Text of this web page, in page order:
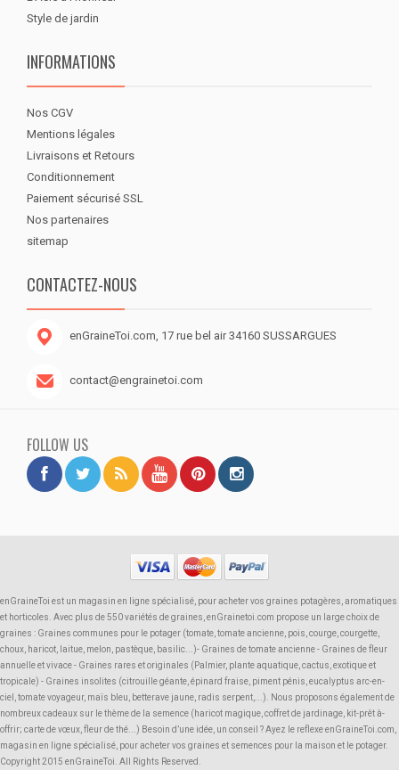
Style de jardin
INFORMATIONS
Nos CGV
Mentions légales
Livraisons et Retours
Conditionnement
Paiement sécurisé SSL
Nos partenaires
sitemap
CONTACTEZ-NOUS
enGraineToi.com, 17 rue bel air 34160 SUSSARGUES
contact@engrainetoi.com
FOLLOW US
enGraineToi est un magasin en ligne spécialisé, pour acheter vos graines potagères, aromatiques
et horticoles. Avec plus de 550 variétés de graines, enGrainetoi.com propose un large choix de
graines : Graines communes pour le potager (tomate, tomate ancienne, pois, courge, courgette,
choux, haricot, laitue, melon, pastèque, basilic...)- Graines de tomate ancienne - Graines de fleur
annuelle et vivace - Graines rares et originales (Palmier, plante aquatique, cactus, exotique et
tropicale) - Graines insolites (citrouille géante, épinard fraise, piment pénis, eucalyptus arc-en-
ciel, tomate voyageur, maïs bleu, betterave jaune, radis serpent,...). Nous proposons également de
nombreux cadeaux sur le thème de la semence (haricot magique, coffret de jardinage, kit-prêt à-
offrir; carte de vœux, fleur de thé...) Besoin d’une idée, un conseil ? Ayez le reflexe enGraineToi.com,
magasin en ligne spécialisé, pour acheter vos graines et semences pour la maison et le potager.
Copyright 2015 enGraineToi. All Rights Reserved.